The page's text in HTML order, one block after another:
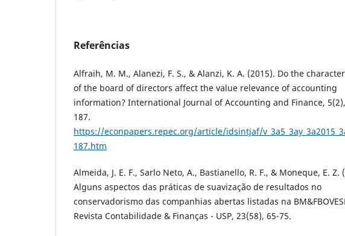
Referências
Alfraih, M. M., Alanezi, F. S., & Alanzi, K. A. (2015). Do the
of the board of directors affect the value relevance of accounting
information? International Journal of Accounting and Finance,
187.
https://econpapers.repec.org/article/idsintjaf/
187.htm
Almeida, J. E. F., Sarlo Neto, A., Bastianello, R. F., & Moneque, E. Z.
Alguns aspectos das práticas de suavização de resultados no
conservadorismo das companhias abertas listadas na
Revista Contabilidade & Finanças - USP, 23(58), 65-75.